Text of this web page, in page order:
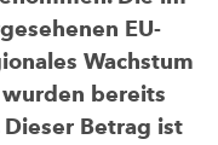
EU-
Wachstum
bereits
Betrag ist